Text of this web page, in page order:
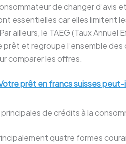
de changer d’avis
essentielles car elles limitent
ailleurs, le TAEG (Taux
et regroupe l’ensemble
comparer les offres.
prêt en francs suisses peut-
de crédits à la
quatre formes